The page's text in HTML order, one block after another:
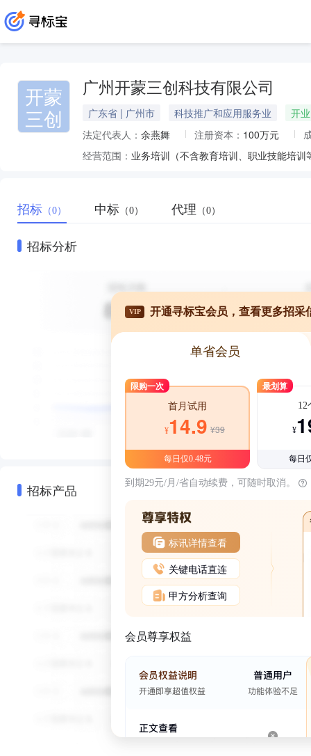
开蒙
三创
广州开蒙三创科技有限公司
广东省 | 广州市 科技推广和应用服务业
开业
法定代表人： 余燕舞 注册资本： 100万元
经营范围：
招标 （0） 中标 （0） 代理 （0）
招标分析
招标产品
VIP 开通寻标宝会员，查看更多招采
单省会员
限购一次
首月试用
¥14.9 ¥39
每日仅0.48元
最划算
12
¥
每日
到期29元/月/省自动续费，可随时取消。
标讯详情查看
关键电话直连
甲方分析查询
会员尊享权益